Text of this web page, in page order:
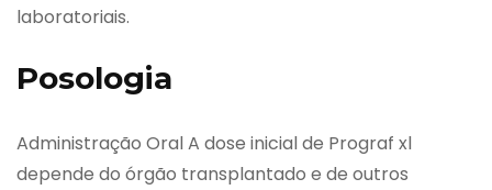
laboratoriais.
Posologia
Administração Oral A dose inicial de Prograf xl
depende do órgão transplantado e de outros